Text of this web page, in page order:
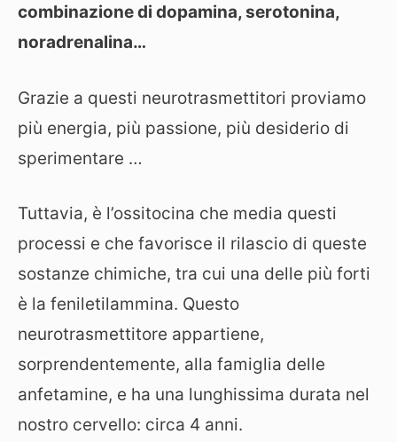
combinazione di dopamina, serotonina,
noradrenalina…
Grazie a questi neurotrasmettitori proviamo
più energia, più passione, più desiderio di
sperimentare …
Tuttavia, è l’ossitocina che media questi
processi e che favorisce il rilascio di queste
sostanze chimiche, tra cui una delle più forti
è la feniletilammina. Questo
neurotrasmettitore appartiene,
sorprendentemente, alla famiglia delle
anfetamine, e ha una lunghissima durata nel
nostro cervello: circa 4 anni.